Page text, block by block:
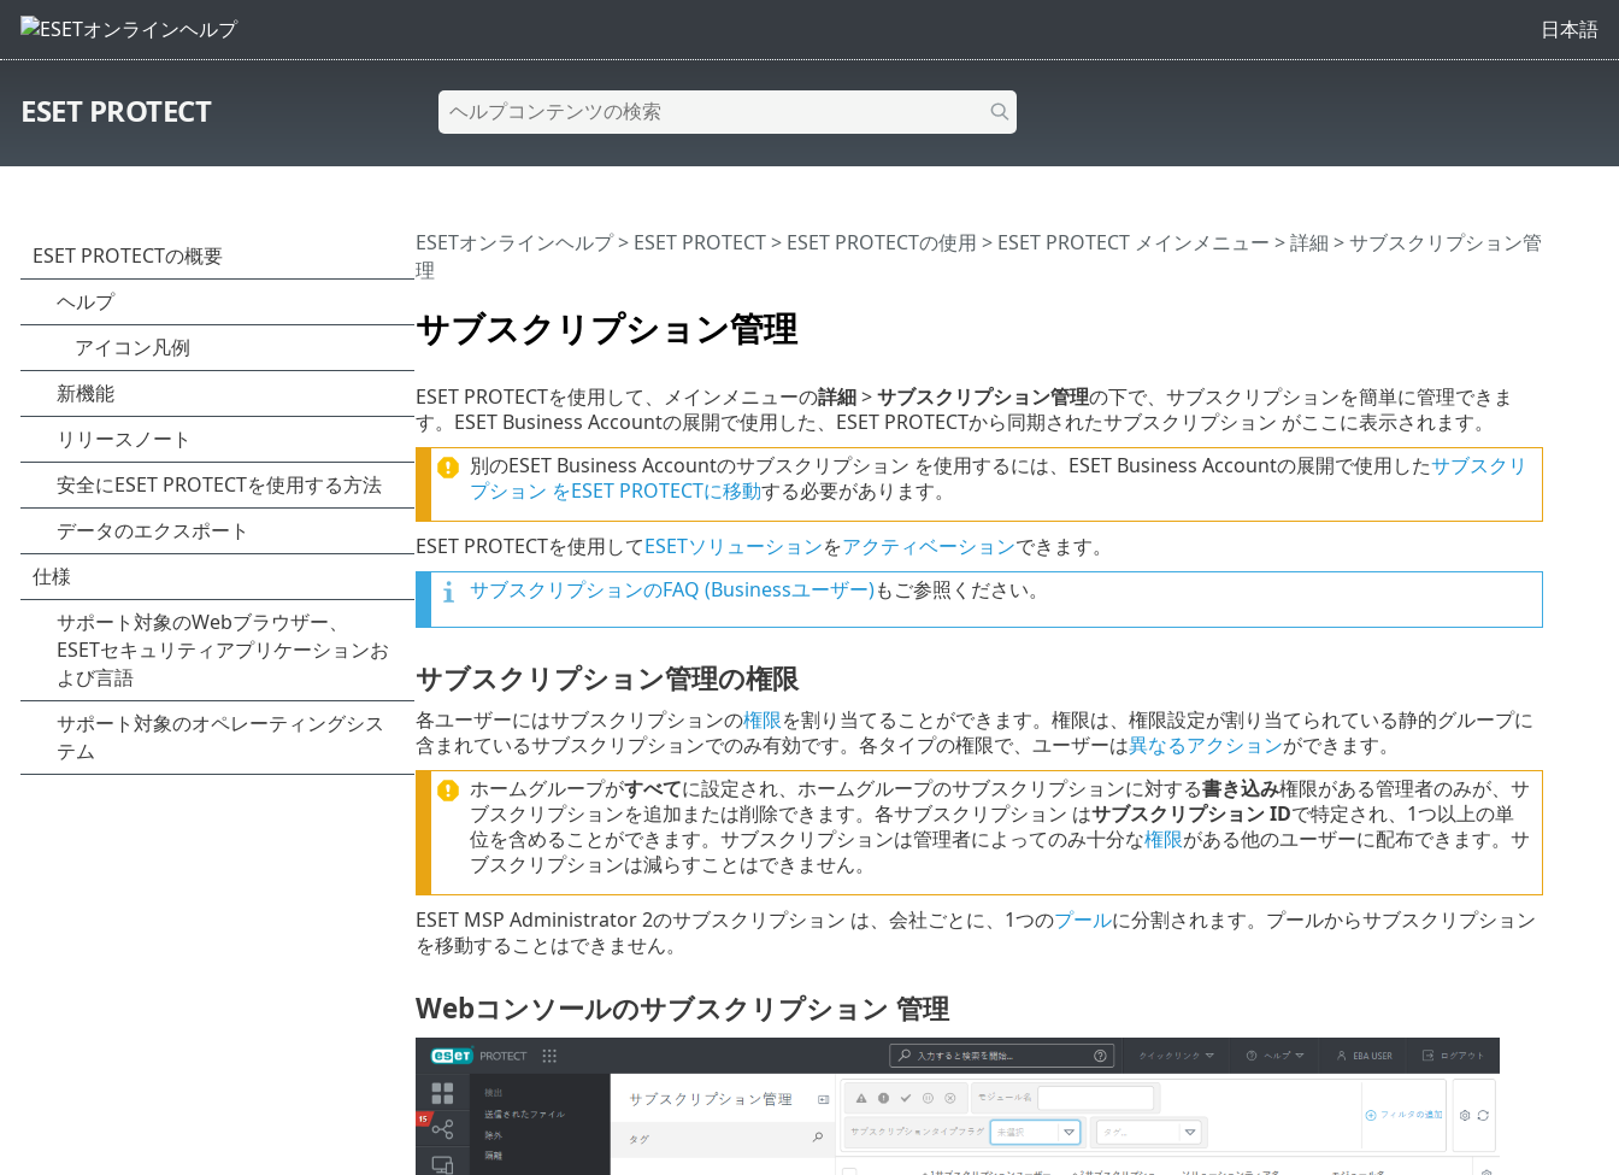
日本語
ESET PROTECT
サブスクリプション管理
ESETオンラインヘルプ> ESET PROTECT> ESET PROTECTの使用 > ESET PROTECT メインメニュー >詳細 > サブスクリプション管
理
ESET PROTECTを使用して、メインメニューの詳細>サブスクリプション管理の下で、サブスクリプションを簡単に管理できま
す。ESET Business Accountの展開で使用した、ESET PROTECTから同期されたサブスクリプション がここに表示されます。
別のESET Business Accountのサブスクリプション を使用するには、ESET Business Accountの展開で使用したサブスクリ
プション をESET PROTECTに移動する必要があります。
ESET PROTECTを使用してESETソリューションをアクティベーションできます。
サブスクリプションのFAQ (Businessユーザー)もご参照ください。
サブスクリプション管理の権限
各ユーザーにはサブスクリプションの権限を割り当てることができます。権限は、権限設定が割り当てられている静的グループに
含まれているサブスクリプションでのみ有効です。各タイプの権限で、ユーザーは異なるアクションができます。
ホームグループがすべてに設定され、ホームグループのサブスクリプションに対する書き込み権限がある管理者のみが、サ
ブスクリプションを追加または削除できます。各サブスクリプション はサブスクリプション IDで特定され、1つ以上の単
位を含めることができます。サブスクリプションは管理者によってのみ十分な権限がある他のユーザーに配布できます。サ
ブスクリプションは減らすことはできません。
ESET MSP Administrator 2のサブスクリプション は、会社ごとに、1つのプールに分割されます。プールからサブスクリプション
を移動することはできません。
Webコンソールのサブスクリプション 管理